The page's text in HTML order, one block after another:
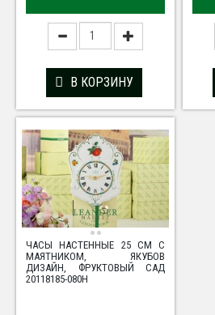
В КОРЗИНУ
ЧАСЫ НАСТЕННЫЕ 25 СМ С
МАЯТНИКОМ, ЯКУБОВ
ДИЗАЙН, ФРУКТОВЫЙ САД
20118185-080H